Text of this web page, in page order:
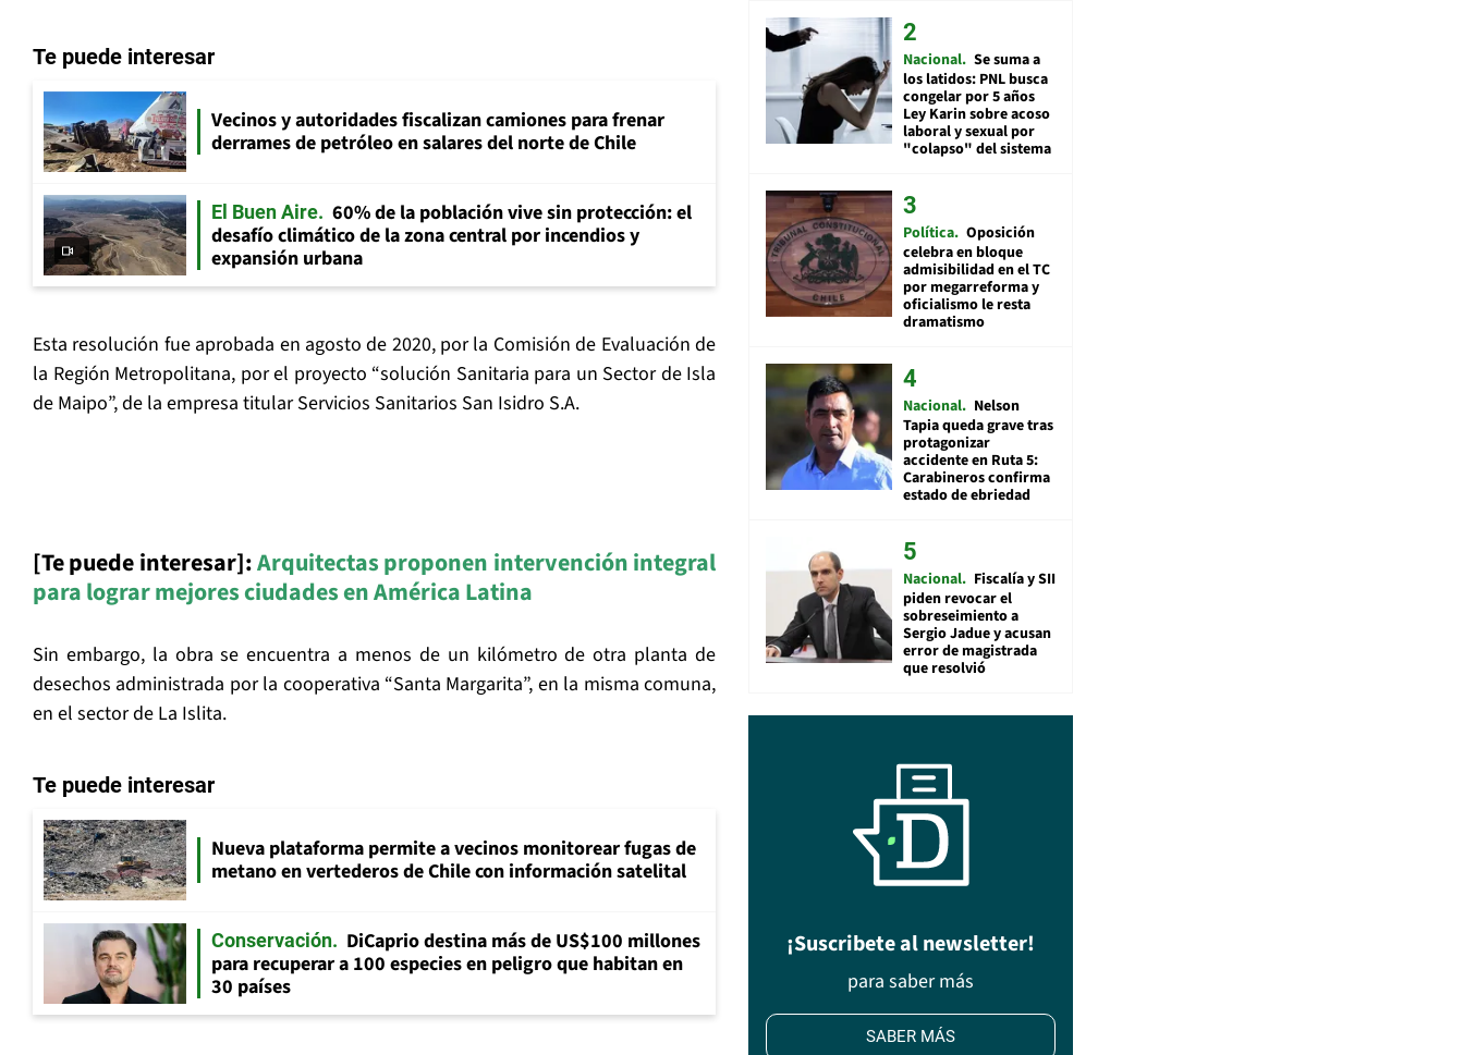
Te puede interesar
Vecinos y autoridades fiscalizan camiones para frenar
derrames de petróleo en salares del norte de Chile
El Buen Aire
60% de la población vive sin protección: el
desafío climático de la zona central por incendios y
expansión urbana
Esta resolución fue aprobada en agosto de 2020, por la Comisión de Evaluación de
la Región Metropolitana, por el proyecto “solución Sanitaria para un Sector de Isla
de Maipo”, de la empresa titular Servicios Sanitarios San Isidro S.A.
[Te puede interesar]:Arquitectas proponen intervención integral
para lograr mejores ciudades en América Latina
Sin embargo, la obra se encuentra a menos de un kilómetro de otra planta de
desechos administrada por la cooperativa “Santa Margarita”, en la misma comuna,
en el sector de La Islita.
Te puede interesar
Nueva plataforma permite a vecinos monitorear fugas de
metano en vertederos de Chile con información satelital
Conservación
DiCaprio destina más de US$100 millones
para recuperar a 100 especies en peligro que habitan en
30 países
Nacional Se suma a
los latidos: PNL busca
congelar por 5 años
Ley Karin sobre acoso
laboral y sexual por
"colapso" del sistema
Política Oposición
celebra en bloque
admisibilidad en el TC
por megarreforma y
oficialismo le resta
dramatismo
Nacional Nelson
Tapia queda grave tras
protagonizar
accidente en Ruta 5:
Carabineros confirma
estado de ebriedad
Nacional Fiscalía y SII
piden revocar el
sobreseimiento a
Sergio Jadue y acusan
error de magistrada
que resolvió
¡Suscribete al newsletter!
para saber más
SABER MÁS